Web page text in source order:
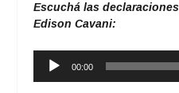
Escuchá las
Edison Cavani:
Reproductor
00:00